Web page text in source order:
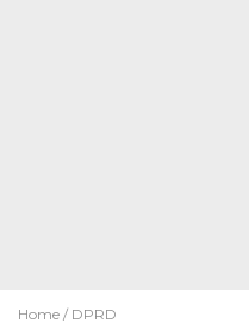
Home / DPRD